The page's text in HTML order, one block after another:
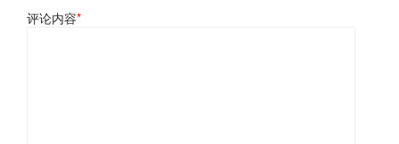
评论内容*